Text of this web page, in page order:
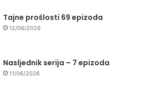
Tajne prošlosti 69 epizoda
12/06/2026
Nasljednik serija – 7 epizoda
11/06/2026